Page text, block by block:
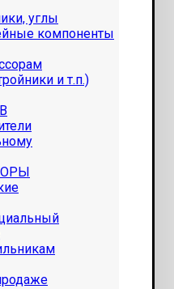
углы
компоненты
и т.п.)